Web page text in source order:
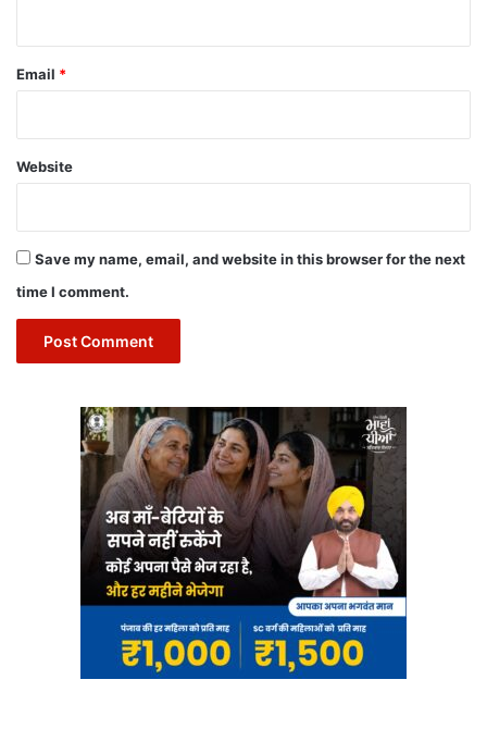
Email *
Website
Save my name, email, and website in this browser for the next
time I comment.